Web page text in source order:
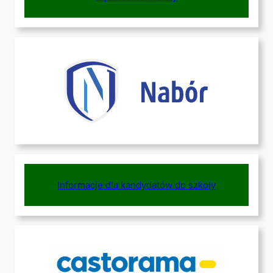
Informacje dla kandydatów do szkoły